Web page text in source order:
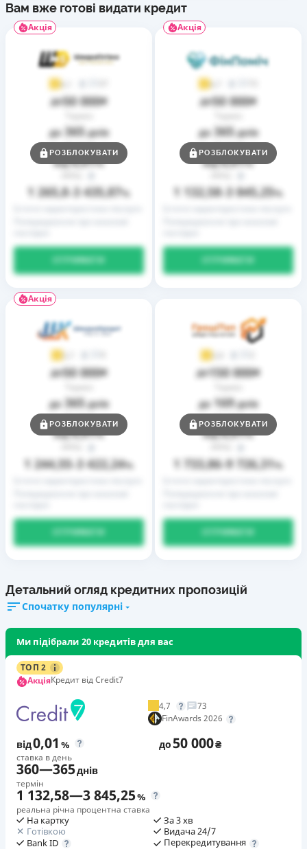
Вам вже готові видати кредит
Акція
4,1
до50 000₴
до 365днів
Ставка
від0,01%
1 265,8 3 435,87%
РОЗБЛОКУВАТИ
Акція
4,7
до50 000₴
до 365днів
Ставка
від0,01%
1 132,58 3 845,25%
РОЗБЛОКУВАТИ
Акція
3,7
до50 000₴
до 365днів
Ставка
від0,01%
1 244,55– 3 422,24%
ОТРИМАТИ
РОЗБЛОКУВАТИ
3,9
до150 000₴
до 169днів
Ставка
від0,01%
1 733,86– 9 726,31%
ОТРИМАТИ
РОЗБЛОКУВАТИ
Детальний огляд кредитних пропозицій
Спочатку популярні
Ми підібрали 20 кредитів для вас
ТОП 2
АкціяКредит від Credit7
4,7
73
FinAwards 2026
від0,01 %
ставка в день
до50 000₴
360—365днів
термін
1 132,58—3 845,25%
реальна річна процентна ставка
На картку
Готівкою
Bank ID
За 3 хв
Видача 24/7
Перекредитування